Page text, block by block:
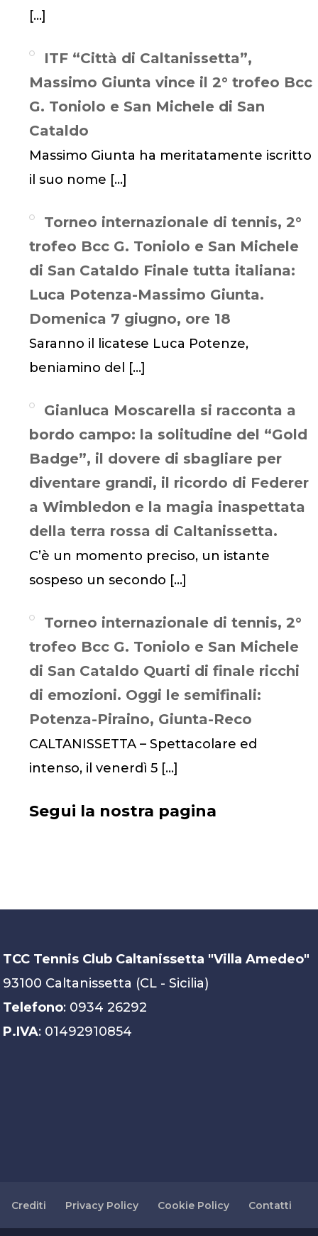
[…]
ITF “Città di Caltanissetta”,
Massimo Giunta vince il 2° trofeo Bcc
G. Toniolo e San Michele di San
Cataldo
Massimo Giunta ha meritatamente iscritto
il suo nome […]
Torneo internazionale di tennis, 2°
trofeo Bcc G. Toniolo e San Michele
di San Cataldo Finale tutta italiana:
Luca Potenza-Massimo Giunta.
Domenica 7 giugno, ore 18
Saranno il licatese Luca Potenze,
beniamino del
[…]
Gianluca Moscarella si racconta a
bordo campo: la solitudine del “Gold
Badge”, il dovere di sbagliare per
diventare grandi, il ricordo di Federer
a Wimbledon e la magia inaspettata
della terra rossa di Caltanissetta.
C’è un momento preciso, un istante
sospeso un secondo […]
Torneo internazionale di tennis, 2°
trofeo Bcc G. Toniolo e San Michele
di San Cataldo Quarti di finale ricchi
di emozioni. Oggi le semifinali:
Potenza-Piraino, Giunta-Reco
CALTANISSETTA – Spettacolare ed
intenso, il venerdì 5 […]
Segui la nostra pagina
TCC Tennis Club Caltanissetta "Villa Amedeo"
93100 Caltanissetta (CL - Sicilia)
Telefono: 0934 26292
P.IVA: 01492910854
Crediti Privacy Policy Cookie Policy Contatti